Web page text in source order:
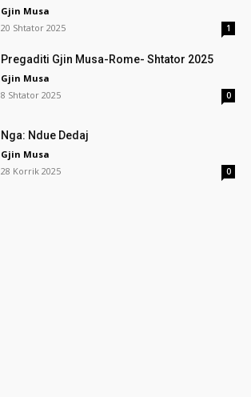
Gjin Musa
20 Shtator 2025
1
Pregaditi Gjin Musa-Rome- Shtator 2025
Gjin Musa
8 Shtator 2025
0
Nga: Ndue Dedaj
Gjin Musa
28 Korrik 2025
0